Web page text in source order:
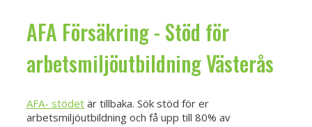
AFA Försäkring - Stöd för
arbetsmiljöutbildning Västerås
AFA- stödet är tillbaka. Sök stöd för er
arbetsmiljöutbildning och få upp till 80% av